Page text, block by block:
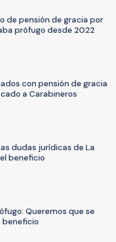
de pensión de gracia por
prófugo desde 2022
con pensión de gracia
a Carabineros
dudas jurídicas de La
beneficio
Queremos que se